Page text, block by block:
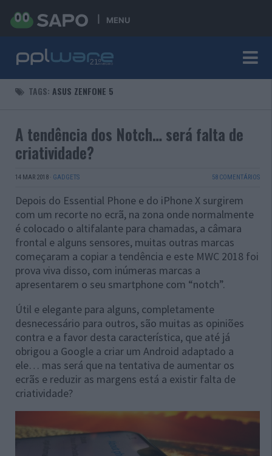
MENU
TAGS: ASUS ZENFONE 5
A tendência dos Notch… será falta de
criatividade?
14 MAR 2018 · GADGETS 58 COMENTÁRIOS
Depois do Essential Phone e do iPhone X surgirem
com um recorte no ecrã, na zona onde normalmente
é colocado o altifalante para chamadas, a câmara
frontal e alguns sensores, muitas outras marcas
começaram a copiar a tendência e este MWC 2018 foi
prova viva disso, com inúmeras marcas a
apresentarem o seu smartphone com “notch”.
Útil e elegante para alguns, completamente
desnecessário para outros, são muitas as opiniões
contra e a favor desta característica, que até já
obrigou a Google a criar um Android adaptado a
ele… mas será que na tentativa de aumentar os
ecrãs e reduzir as margens está a existir falta de
criatividade?